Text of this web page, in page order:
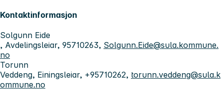
Kontaktinformasjon
Solgunn Eide
, Avdelingsleiar, 95710263, Solgunn.Eide@sula.kommune.
no
Torunn
Veddeng, Einingsleiar, +95710262, torunn.veddeng@sula.k
ommune.no